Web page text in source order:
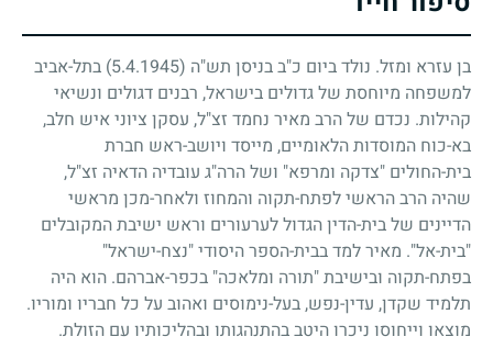
בן עזרא ומזל. נולד ביום כ"ב בניסן תש"ה (5.4.1945)
בתל-אביב
למשפחה מיוחסת של גדולים בישראל, רבנים דגולים ונשיאי
קהילות. נכדם של הרב מאיר נחמד זצ"ל, עסקן ציוני איש חלב,
בא-כוח המוסדות הלאומיים, מייסד ויושב-ראש חברת
בית-החולים "צדקה ומרפא" ושל הרה"ג עובדיה הדאיה זצ"ל,
שהיה הרב הראשי לפתח-תקוה והמחוז ולאחר-מכן מראשי
הדיינים של בית-הדין הגדול לערעורים וראש ישיבת המקובלים
"בית-אל". מאיר למד בבית-הספר היסודי "נצח-ישראל"
בפתח-תקוה ובישיבת "תורה ומלאכה" בכפר-אברהם. הוא היה
תלמיד שקדן, עדין-נפש, בעל-נימוסים ואהוב על כל חבריו ומוריו.
מוצאו וייחוסו ניכרו היטב בהתנהגותו ובהליכותיו עם הזולת.